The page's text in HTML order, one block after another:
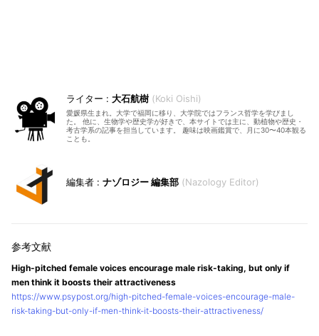
大石航樹 Koki Oishi
愛媛県生まれ。大学で福岡に移り、大学院ではフランス哲学を学びまし
た。 他に、生物学や歴史学が好きで、本サイトでは主に、動植物や歴史・
考古学系の記事を担当しています。 趣味は映画鑑賞で、月に30〜40本観る
ことも。
ナゾロジー 編集部 Nazology Editor
High-pitched female voices encourage male risk-taking, but only if
men think it boosts their attractiveness
https://www.psypost.org/high-pitched-female-voices-encourage-male-
risk-taking-but-only-if-men-think-it-boosts-their-attractiveness/